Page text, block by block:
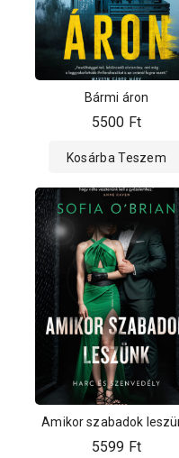
Bármi áron
5500 Ft
Kosárba Teszem
Amikor szabadok
5599 Ft